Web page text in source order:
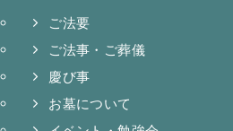
ご法要
ご法事・ご葬儀
慶び事
お墓について